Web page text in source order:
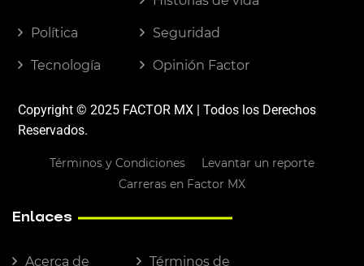
Política Seguridad
Tecnología Opinión Factor
Copyright © 2025 FACTOR MX | Todos los Derechos
Reservados.
Términos y Condiciones
Levantar un reporte
Carreras en Factor MX
Enlaces
Acerca de
Términos de